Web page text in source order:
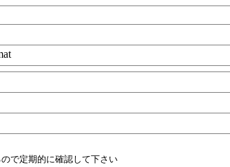
で定期的に確認して下さい